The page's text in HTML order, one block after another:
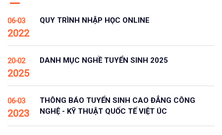
06-03
2022
QUY TRÌNH NHẬP HỌC ONLINE
20-02
2025
DANH MỤC NGHỀ TUYỂN SINH 2025
06-03
2023
THÔNG BÁO TUYỂN SINH CAO ĐẲNG CÔNG
NGHỆ - KỸ THUẬT QUỐC TẾ VIỆT ÚC